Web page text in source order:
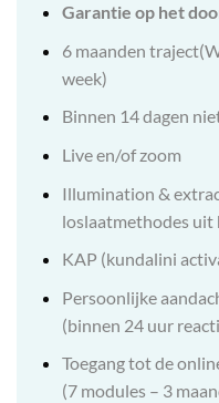
Garantie op het
6 maanden
week)
Binnen 14 dagen
Live en/of zoom
Illumination &
loslaatmethodes uit
KAP (kundalini
Persoonlijke
(binnen 24 uur
Toegang tot de
(7 modules – 3